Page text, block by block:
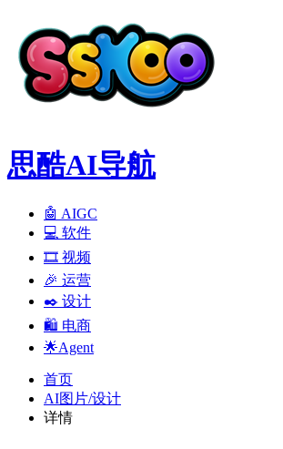
思酷AI导航
🤖 AIGC
💻️ 软件
🎞️ 视频
🎉 运营
✒️ 设计
🛍️ 电商
🌟Agent
首页
AI图片/设计
详情